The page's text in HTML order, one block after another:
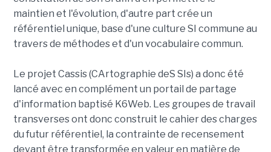
maintien et l'évolution, d'autre part crée un
référentiel unique, base d'une culture SI commune au
travers de méthodes et d'un vocabulaire commun.
Le projet Cassis (CArtographie deS SIs) a donc été
lancé avec en complément un portail de partage
d'information baptisé K6Web. Les groupes de travail
transverses ont donc construit le cahier des charges
du futur référentiel, la contrainte de recensement
devant être transformée en valeur en matière de